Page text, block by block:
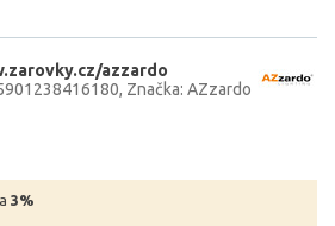
azzardo
Značka: AZzardo
3%